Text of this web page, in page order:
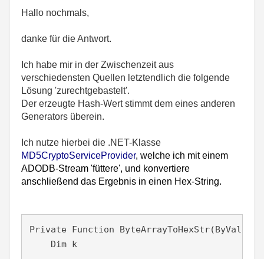
Hallo nochmals,
danke für die Antwort.
Ich habe mir in der Zwischenzeit aus
verschiedensten Quellen letztendlich die folgende
Lösung 'zurechtgebastelt'.
Der erzeugte Hash-Wert stimmt dem eines anderen
Generators überein.
Ich nutze hierbei die .NET-Klasse
MD5CryptoServiceProvider, welche ich mit einem
ADODB-Stream 'füttere', und konvertiere
anschließend das Ergebnis in einen Hex-String.
Private Function ByteArrayToHexStr(ByVal
    Dim k